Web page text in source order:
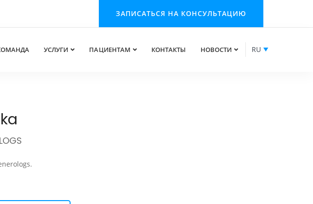
ЗАПИСАТЬСЯ НА КОНСУЛЬТАЦИЮ
RU
УСЛУГИ ПАЦИЕНТАМ КОНТАКТЫ НОВОСТИ